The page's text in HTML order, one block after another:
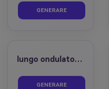
prima dopo
GENERARE
lungo ondulato biondo
prima dopo
GENERARE